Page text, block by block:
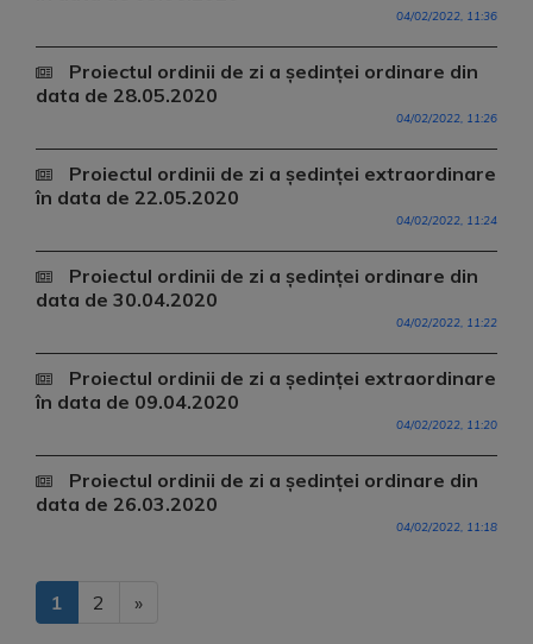
04/02/2022, 11:36
Proiectul ordinii de zi a ședinței ordinare din
data de 28.05.2020
04/02/2022, 11:26
Proiectul ordinii de zi a ședinței extraordinare
în data de 22.05.2020
04/02/2022, 11:24
Proiectul ordinii de zi a ședinței ordinare din
data de 30.04.2020
04/02/2022, 11:22
Proiectul ordinii de zi a ședinței extraordinare
în data de 09.04.2020
04/02/2022, 11:20
Proiectul ordinii de zi a ședinței ordinare din
data de 26.03.2020
04/02/2022, 11:18
1 2 »